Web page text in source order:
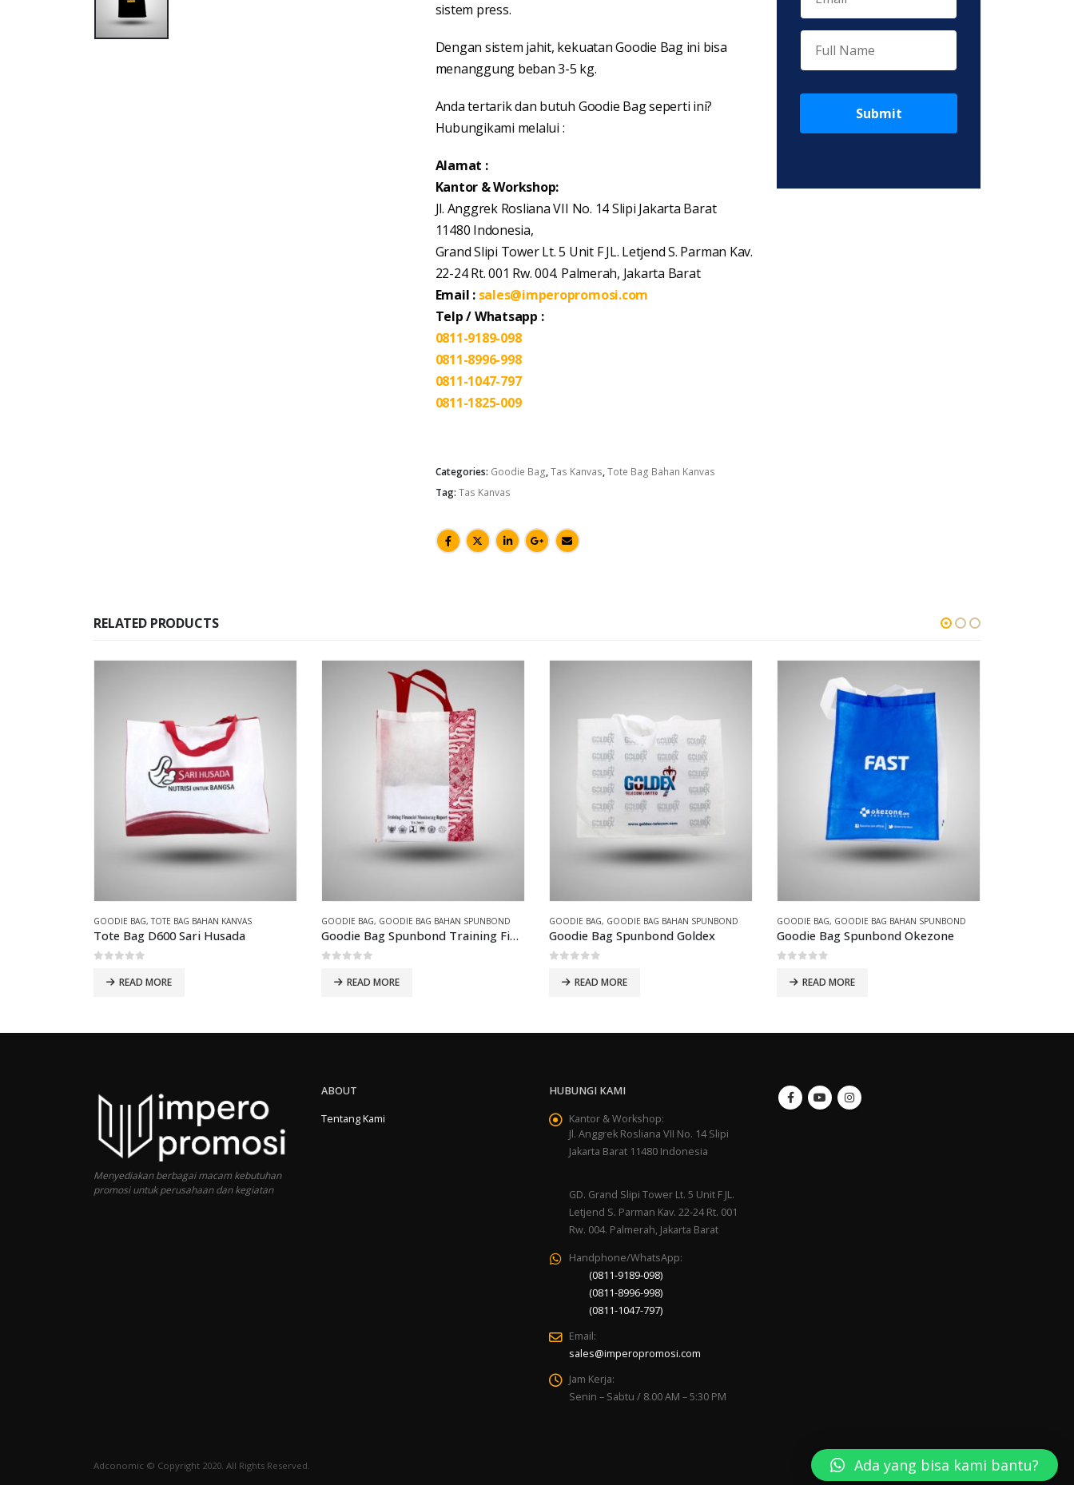
sistem press.
Dengan sistem jahit, kekuatan Goodie Bag ini bisa
menanggung beban 3-5 kg.
Anda tertarik dan butuh Goodie Bag seperti ini?
Hubungikami melalui :
Alamat :
Kantor & Workshop:
Jl. Anggrek Rosliana VII No. 14 Slipi Jakarta Barat
11480 Indonesia,
Grand Slipi Tower Lt. 5 Unit F JL. Letjend S. Parman Kav.
22-24 Rt. 001 Rw. 004. Palmerah, Jakarta Barat
Email : sales@imperopromosi.com
Telp / Whatsapp :
0811-9189-098
0811-8996-998
0811-1047-797
0811-1825-009
Categories: Goodie Bag,Tas Kanvas,Tote Bag Bahan Kanvas
Tag: Tas Kanvas
Submit
RELATED PRODUCTS
GOODIE BAG,TOTE BAG BAHAN KANVAS
Tote Bag D600 Sari Husada
READ MORE
GOODIE BAG, GOODIE BAG BAHAN SPUNBOND
Goodie Bag Spunbond Training Financial
READ MORE
GOODIE BAG, GOODIE BAG BAHAN SPUNBOND
Goodie Bag Spunbond Goldex
READ MORE
GOODIE BAG, GOODIE BAG BAHAN SPUNBOND
Goodie Bag Spunbond Okezone
READ MORE
Menyediakan berbagai macam kebutuhan
promosi untuk perusahaan dan kegiatan
ABOUT
Tentang Kami
HUBUNGI KAMI
Kantor & Workshop:
Jl. Anggrek Rosliana VII No. 14 Slipi
Jakarta Barat 11480 Indonesia
GD. Grand Slipi Tower Lt. 5 Unit F JL.
Letjend S. Parman Kav. 22-24 Rt. 001
Rw. 004. Palmerah, Jakarta Barat
Handphone/WhatsApp:
(0811-9189-098)
(0811-8996-998)
(0811-1047-797)
Email:
sales@imperopromosi.com
Jam Kerja:
Senin – Sabtu / 8.00 AM – 5:30 PM
Adconomic © Copyright 2020. All Rights Reserved. Ada yang bisa kami bantu?